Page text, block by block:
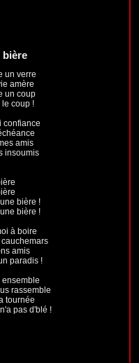
bière
un verre
amère
un coup
le coup !
confiance
amis
insoumis
bière !
bière !
à boire
amis
paradis !
rassemble
tournée
pas d'blé !